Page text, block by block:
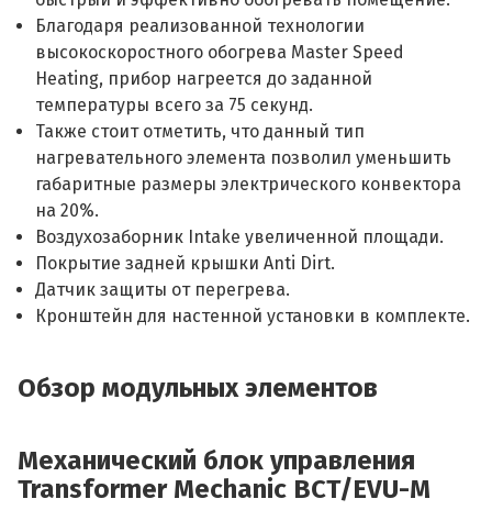
Благодаря реализованной технологии
высокоскоростного обогрева Master Speed
Heating, прибор нагреется до заданной
температуры всего за 75 секунд.
Также стоит отметить, что данный тип
нагревательного элемента позволил уменьшить
габаритные размеры электрического конвектора
на 20%.
Воздухозаборник Intake увеличенной площади.
Покрытие задней крышки Anti Dirt.
Датчик защиты от перегрева.
Кронштейн для настенной установки в комплекте.
Обзор модульных элементов
Механический блок управления
Transformer Mechanic BCT/EVU-M